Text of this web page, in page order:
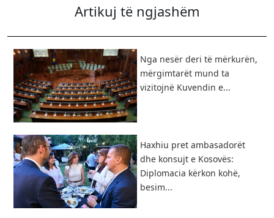
Artikuj të ngjashëm
Nga nesër deri të mërkurën,
mërgimtarët mund ta
vizitojnë Kuvendin e...
Haxhiu pret ambasadorët
dhe konsujt e Kosovës:
Diplomacia kërkon kohë,
besim...